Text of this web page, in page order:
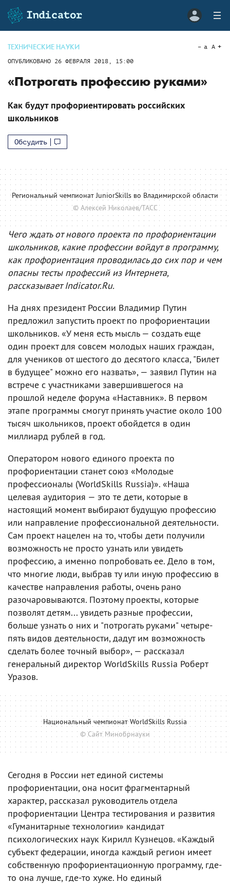
ТЕХНИЧЕСКИЕ НАУКИ
ОПУБЛИКОВАНО 26 ФЕВРАЛЯ 2018, 15:00
a A
«Потрогать профессию руками»
Как будут профориентировать российских
школьников
Обсудить
Региональный чемпионат JuniorSkills во Владимирской области
© Алексей Николаев/ТАСС
Чего ждать от нового проекта по профориентации
школьников, какие профессии войдут в программу,
как профориентация проводилась до сих пор и чем
опасны тесты профессий из Интернета,
рассказывает Indicator.Ru.
На днях президент России Владимир Путин
предложил запустить проект по профориентации
школьников. «У меня есть мысль — создать еще
один проект для совсем молодых наших граждан,
для учеников от шестого до десятого класса, "Билет
в будущее" можно его назвать», — заявил Путин на
встрече с участниками завершившегося на
прошлой неделе форума «Наставник». В первом
этапе программы смогут принять участие около 100
тысяч школьников, проект обойдется в один
миллиард рублей в год.
Оператором нового единого проекта по
профориентации станет союз «Молодые
профессионалы (WorldSkills Russia)». «Наша
целевая аудитория — это те дети, которые в
настоящий момент выбирают будущую профессию
или направление профессиональной деятельности.
Сам проект нацелен на то, чтобы дети получили
возможность не просто узнать или увидеть
профессию, а именно попробовать ее. Дело в том,
что многие люди, выбрав ту или иную профессию в
качестве направления работы, очень рано
разочаровываются. Поэтому проекты, которые
позволят детям... увидеть разные профессии,
больше узнать о них и "потрогать руками" четыре-
пять видов деятельности, дадут им возможность
сделать более точный выбор», — рассказал
генеральный директор WorldSkills Russia Роберт
Уразов.
Национальный чемпионат WorldSkills Russia
© Сайт Минобрнауки
Сегодня в России нет единой системы
профориентации, она носит фрагментарный
характер, рассказал руководитель отдела
профориентации Центра тестирования и развития
«Гуманитарные технологии» кандидат
психологических наук Кирилл Кузнецов. «Каждый
субъект федерации, иногда каждый регион имеет
собственную профориентационную программу, где-
то она лучше, где-то хуже. Но единый